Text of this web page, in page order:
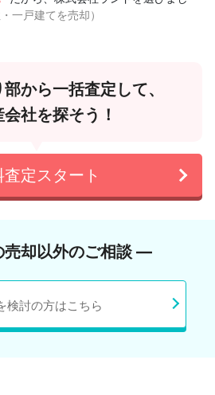
一戸建てを売却）
から一括査定して、
社を探そう！
定スタート
却以外のご相談 ―
検討の方はこちら